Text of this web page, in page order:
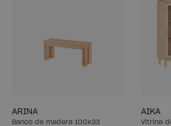
ARINA
Banco de madera 100x33
AIKA
Vitrina